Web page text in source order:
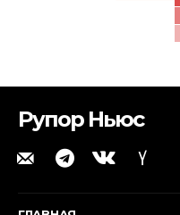
Рупор Ньюс